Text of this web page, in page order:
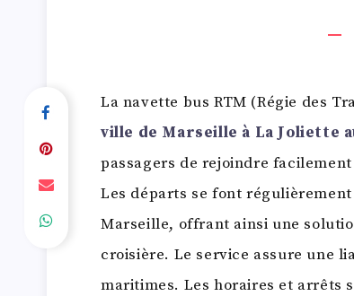
La navette bus RTM (Régie des
ville de Marseille à La Joliette
passagers de rejoindre
Les départs se font
Marseille, offrant ainsi une
croisière. Le service assure une
maritimes. Les horaires et arrêts